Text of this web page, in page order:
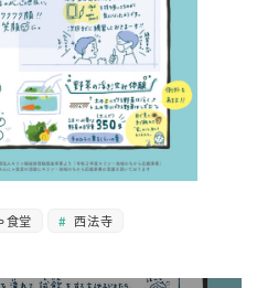
食堂 西法寺